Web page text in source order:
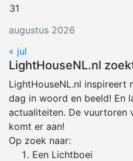
augustus 2026
31
« jul
LightHouseNL.nl
LightHouseNL.nl inspireert
dag in woord en beeld! En
actualiteiten. De vuurtoren
komt er aan!
Op zoek naar:
Een Lichtboei